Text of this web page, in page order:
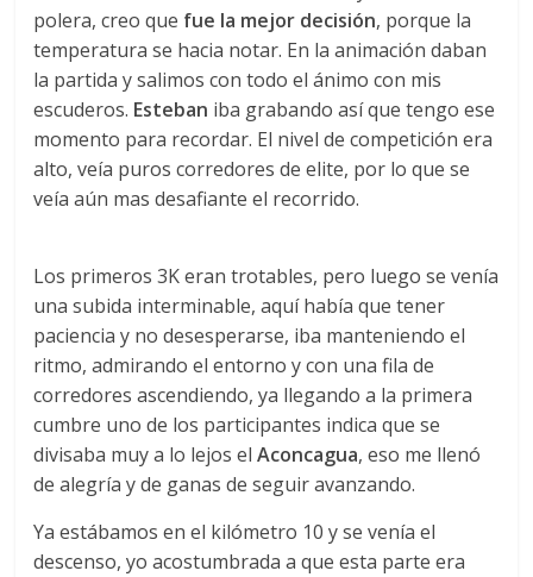
polera, creo que fue la mejor decisión, porque la
temperatura se hacia notar. En la animación daban
la partida y salimos con todo el ánimo con mis
escuderos. Esteban iba grabando así que tengo ese
momento para recordar. El nivel de competición era
alto, veía puros corredores de elite, por lo que se
veía aún mas desafiante el recorrido.
Los primeros 3K eran trotables, pero luego se venía
una subida interminable, aquí había que tener
paciencia y no desesperarse, iba manteniendo el
ritmo, admirando el entorno y con una fila de
corredores ascendiendo, ya llegando a la primera
cumbre uno de los participantes indica que se
divisaba muy a lo lejos elAconcagua, eso me llenó
de alegría y de ganas de seguir avanzando.
Ya estábamos en el kilómetro 10 y se venía el
descenso, yo acostumbrada a que esta parte era